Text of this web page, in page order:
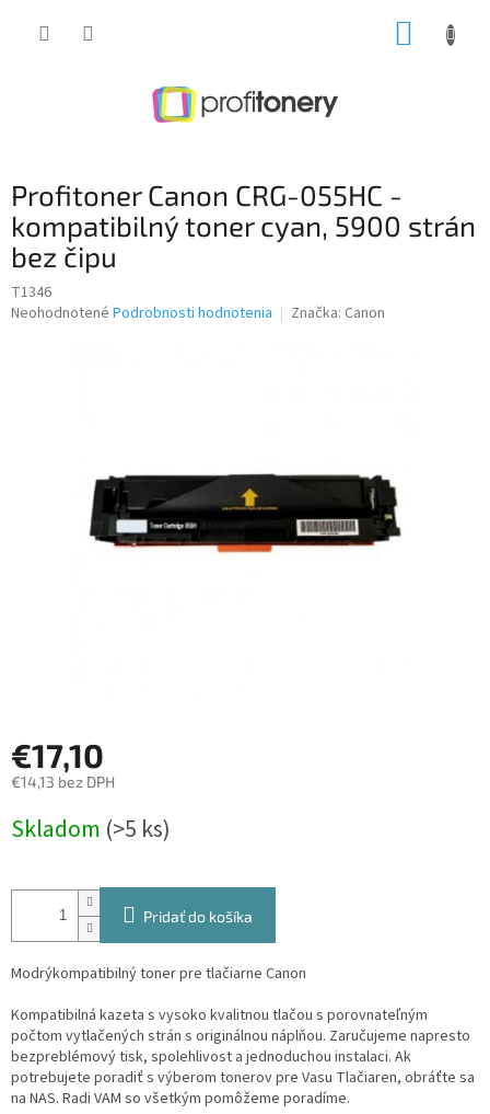
Profitoner Canon CRG-055HC -
kompatibilný toner cyan, 5900 strán
bez čipu
T1346
Priemerné
Neohodnotené Podrobnosti hodnotenia Značka: Canon
€17,10
€14,13 bez DPH
cena:
Skladom (>5 ks)
Pridať do košíka
Modrýkompatibilný toner pre tlačiarne Canon
Kompatibilná kazeta s vysoko kvalitnou tlačou s porovnateľným
počtom vytlačených strán s originálnou náplňou. Zaručujeme napresto
bezpreblémový tisk, spolehlivost a jednoduchou instalaci. Ak
potrebujete poradiť s výberom tonerov pre Vasu Tlačiaren, obráťte sa
na NAS. Radi VAM so všetkým pomôžeme poradíme.